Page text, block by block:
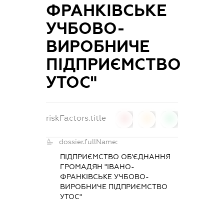
ФРАНКІВСЬКЕ
УЧБОВО-
ВИРОБНИЧЕ
ПІДПРИЄМСТВО
УТОС"
riskFactors.title
dossier.fullName:
ПІДПРИЄМСТВО ОБ'ЄДНАННЯ
ГРОМАДЯН "ІВАНО-
ФРАНКІВСЬКЕ УЧБОВО-
ВИРОБНИЧЕ ПІДПРИЄМСТВО
УТОС"